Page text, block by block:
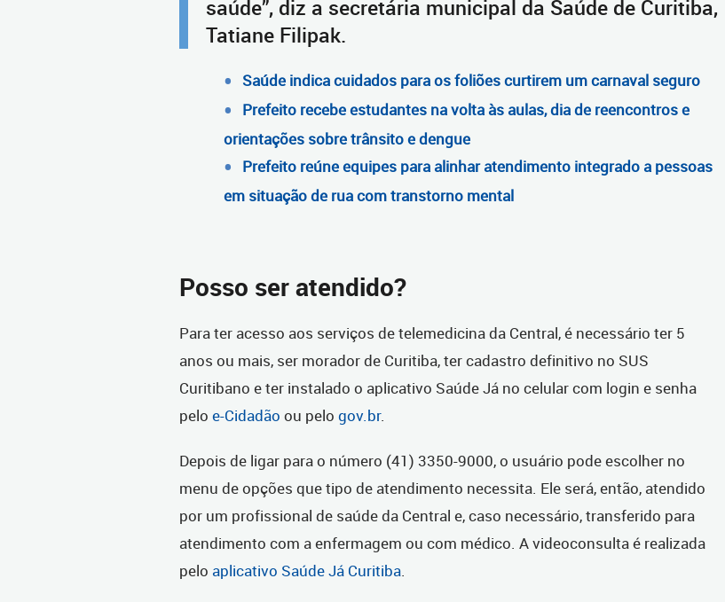
saúde”, diz a secretária municipal da Saúde de Curitiba,
Tatiane Filipak.
Saúde indica cuidados para os foliões curtirem um carnaval seguro
Prefeito recebe estudantes na volta às aulas, dia de reencontros e
orientações sobre trânsito e dengue
Prefeito reúne equipes para alinhar atendimento integrado a pessoas
em situação de rua com transtorno mental
Posso ser atendido?
Para ter acesso aos serviços de telemedicina da Central, é necessário ter 5
anos ou mais, ser morador de Curitiba, ter cadastro definitivo no SUS
Curitibano e ter instalado o aplicativo Saúde Já no celular com login e senha
pelo e-Cidadão ou pelo gov.br.
Depois de ligar para o número (41) 3350-9000, o usuário pode escolher no
menu de opções que tipo de atendimento necessita. Ele será, então, atendido
por um profissional de saúde da Central e, caso necessário, transferido para
atendimento com a enfermagem ou com médico. A videoconsulta é realizada
pelo aplicativo Saúde Já Curitiba.